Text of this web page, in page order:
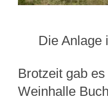
Die Anlage
Brotzeit gab
Weinhalle